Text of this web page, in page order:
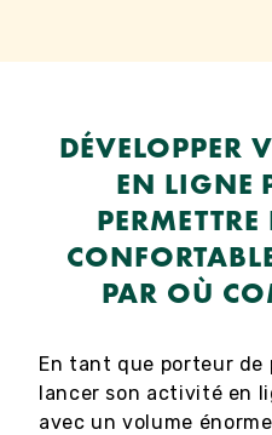
DÉVELOPPER
EN LIGNE
PAR OÙ
En tant que porteur
lancer son activité en
avec un volume